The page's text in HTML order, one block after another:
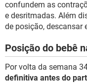
confundem as
e desritmadas. Além
de posição, descansar
Posição do bebê
Por volta da semana
definitiva antes do